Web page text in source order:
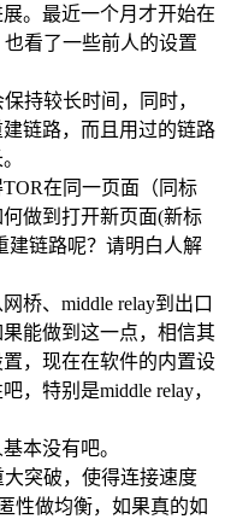
。最近一个月才开始在
看了一些前人的设置
持较长时间，同时，
链路，而且用过的链路
在同一页面（同标
做到打开新页面(新标
建链路呢？请明白人解
桥、middle relay到出口
能做到这一点，相信其
，现在在软件的内置设
，特别是middle relay，
本没有吧。
突破，使得连接速度
性做均衡，如果真的如